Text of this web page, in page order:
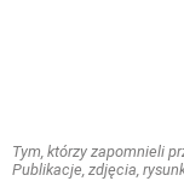
Tym, którzy zapomnieli
Publikacje, zdjęcia,